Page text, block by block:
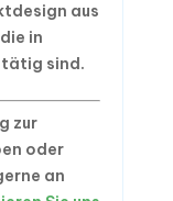
aus
in
sind.
zur
oder
an